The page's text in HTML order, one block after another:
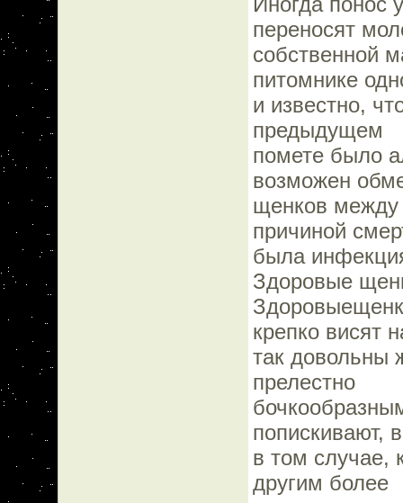
переносят
собственной
питомнике
и известно,
предыдущем
помете было
возможен
щенков между
причиной
была
Здоровые
крепко висят
так довольны
прелестно
попискивают,
в том случае,
другим более